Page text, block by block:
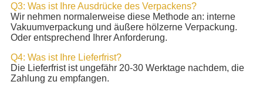
Q3: Was ist Ihre Ausdrücke des Verpackens?
Wir nehmen normalerweise diese Methode an: interne
Vakuumverpackung und äußere hölzerne Verpackung.
Oder entsprechend Ihrer Anforderung.
Q4: Was ist Ihre Lieferfrist?
Die Lieferfrist ist ungefähr 20-30 Werktage nachdem, die
Zahlung zu empfangen.